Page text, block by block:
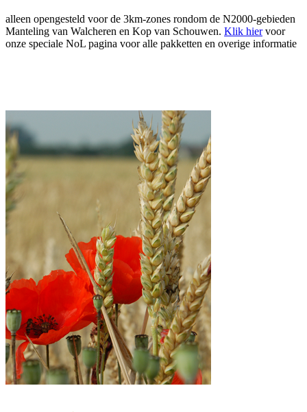
alleen opengesteld voor de 3km-zones rondom de N2000-gebieden
Manteling van Walcheren en Kop van Schouwen. Klik hiervoor
onze speciale NoL pagina voor alle pakketten en overige informatie